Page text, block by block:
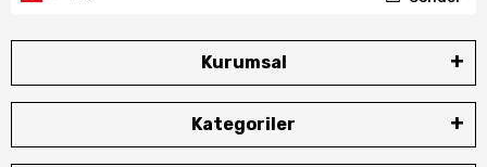
Kurumsal
Kategoriler